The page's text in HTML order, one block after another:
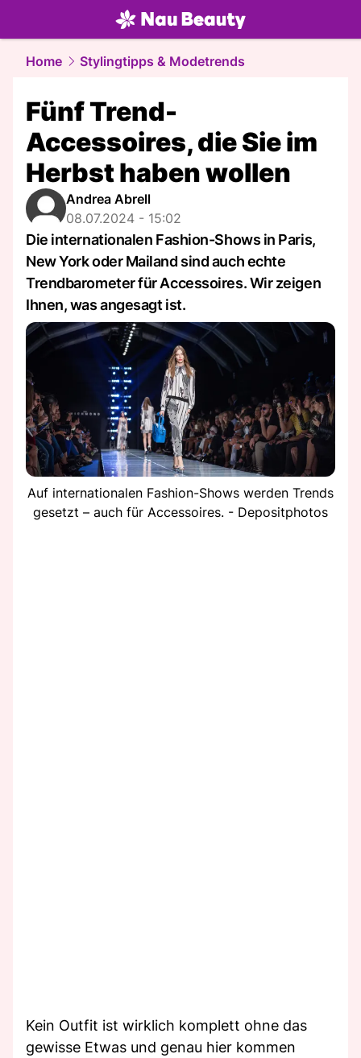
beauty.NAU.ch
Home Stylingtipps & Modetrends
Fünf Trend-
Accessoires, die Sie im
Herbst haben wollen
Andrea Abrell
08.07.2024 - 15:02
Die internationalen Fashion-Shows in Paris,
New York oder Mailand sind auch echte
Trendbarometer für Accessoires. Wir zeigen
Ihnen, was angesagt ist.
Auf internationalen Fashion-Shows werden Trends
gesetzt – auch für Accessoires. - Depositphotos
Kein Outfit ist wirklich komplett ohne das
gewisse Etwas und genau hier kommen